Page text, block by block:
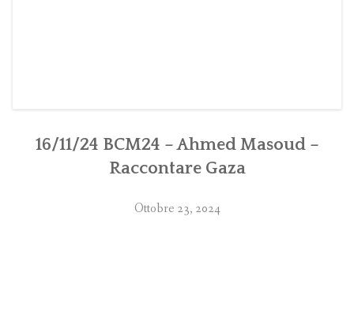
16/11/24 BCM24 – Ahmed Masoud –
Raccontare Gaza
Ottobre 23, 2024